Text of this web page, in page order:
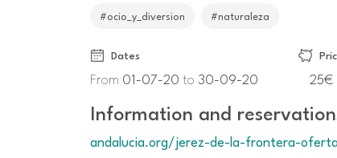
#ocio_y_diversion #naturaleza
Dates
From 01-07-20to 30-09-20 25€
Information and
andalucia.org/jerez-de-la-frontera-